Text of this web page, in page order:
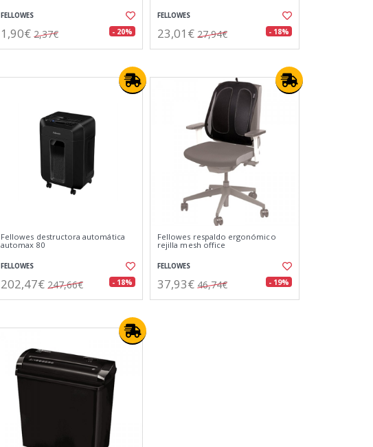
FELLOWES
1,90€ 2,37€ - 20%
FELLOWES
23,01€ 27,94€ - 18%
Fellowes destructora automática
automax 80
FELLOWES
202,47€ 247,66€ - 18%
Fellowes respaldo ergonómico
rejilla mesh office
FELLOWES
37,93€ 46,74€ - 19%